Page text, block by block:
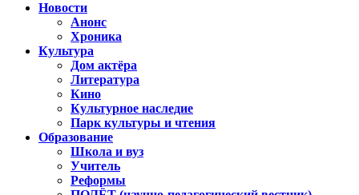
Новости
Анонс
Хроника
Культура
Дом актёра
Литература
Кино
Культурное наследие
Парк культуры и чтения
Образование
Школа и вуз
Учитель
Реформы